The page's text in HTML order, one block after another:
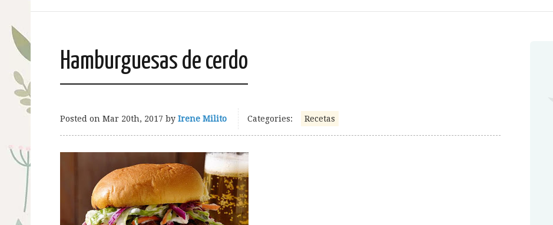
Hamburguesas de cerdo
Posted on Mar 20th, 2017 by Irene Milito Categories: Recetas